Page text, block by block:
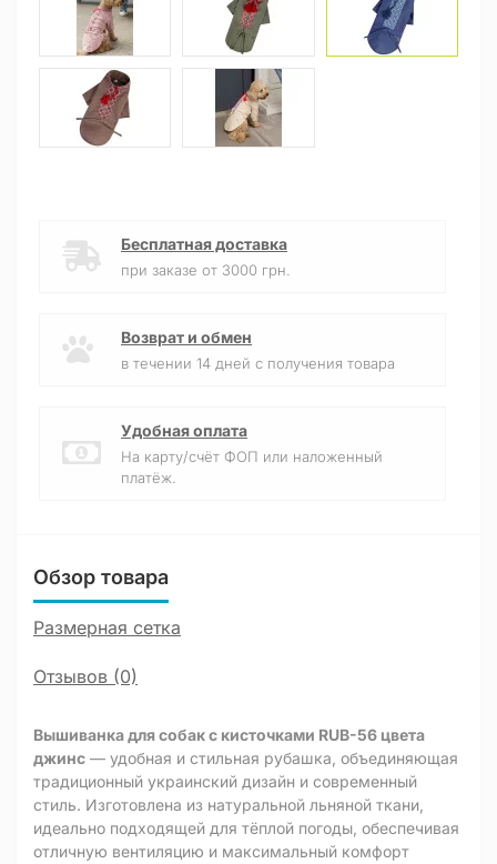
Бесплатная доставка
при заказе от 3000 грн.
Возврат и обмен
в течении 14 дней с получения товара
Удобная оплата
На карту/счёт ФОП или наложенный
платёж.
Обзор товара
Размерная сетка
Отзывов (0)
Вышиванка для собак с кисточками RUB-56 цвета
джинс — удобная и стильная рубашка, объединяющая
традиционный украинский дизайн и современный
стиль. Изготовлена из натуральной льняной ткани,
идеально подходящей для тёплой погоды, обеспечивая
отличную вентиляцию и максимальный комфорт